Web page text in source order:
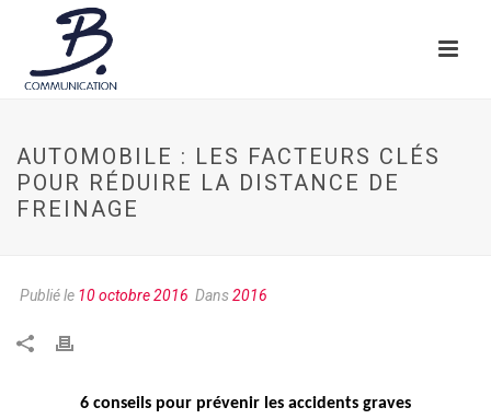
AUTOMOBILE : LES FACTEURS CLÉS
POUR RÉDUIRE LA DISTANCE DE
FREINAGE
Publié le 10 octobre 2016 Dans2016
6 conseils pour prévenir les accidents graves